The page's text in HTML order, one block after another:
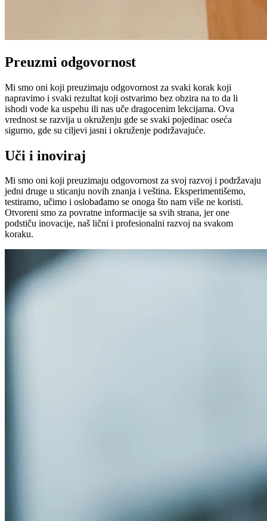
Preuzmi odgovornost
Mi smo oni koji preuzimaju odgovornost za svaki korak koji
napravimo i svaki rezultat koji ostvarimo bez obzira na to da li
ishodi vode ka uspehu ili nas uče dragocenim lekcijama. Ova
vrednost se razvija u okruženju gde se svaki pojedinac oseća
sigurno, gde su ciljevi jasni i okruženje podržavajuće.
Uči i inoviraj
Mi smo oni koji preuzimaju odgovornost za svoj razvoj i podržavaju
jedni druge u sticanju novih znanja i veština. Eksperimentišemo,
testiramo, učimo i oslobađamo se onoga što nam više ne koristi.
Otvoreni smo za povratne informacije sa svih strana, jer one
podstiču inovacije, naš lični i profesionalni razvoj na svakom
koraku.